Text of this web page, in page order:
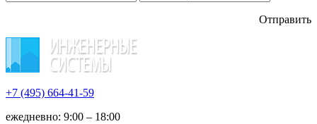
Отправить
+7 (495) 664-41-59
ежедневно: 9:00 – 18:00